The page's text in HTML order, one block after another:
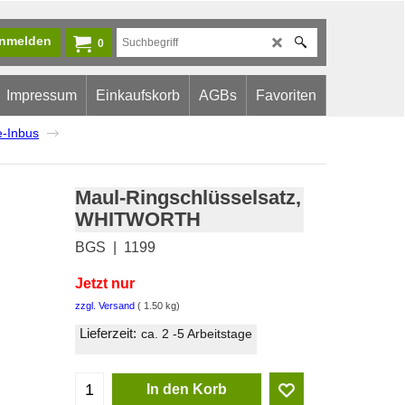
0
Impressum Einkaufskorb AGBs Favoriten
Inbus
Maul-Ringschlüsselsatz,
WHITWORTH
BGS 1199
Jetzt nur
zzgl. Versand 1.50 kg
Lieferzeit: ca. 2 -5 Arbeitstage
In den Korb